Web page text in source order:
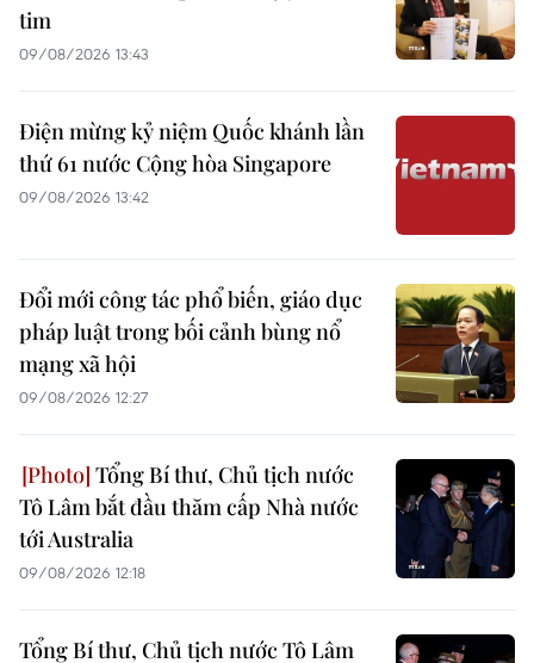
tim
09/08/2026 13:43
Điện mừng kỷ niệm Quốc khánh lần
thứ 61 nước Cộng hòa Singapore
09/08/2026 13:42
Đổi mới công tác phổ biến, giáo dục
pháp luật trong bối cảnh bùng nổ
mạng xã hội
09/08/2026 12:27
Tổng Bí thư, Chủ tịch nước
Tô Lâm bắt đầu thăm cấp Nhà nước
tới Australia
09/08/2026 12:18
Tổng Bí thư, Chủ tịch nước Tô Lâm